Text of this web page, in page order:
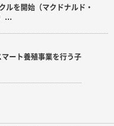
ルを開始（マクドナルド・
...
ート養殖事業を行う子